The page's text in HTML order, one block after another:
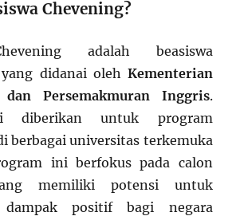
Chevening?
adalah beasiswa
didanai oleh Kementerian
Persemakmuran Inggris.
diberikan untuk program
berbagai universitas terkemuka
ini berfokus pada calon
memiliki potensi untuk
dampak positif bagi negara